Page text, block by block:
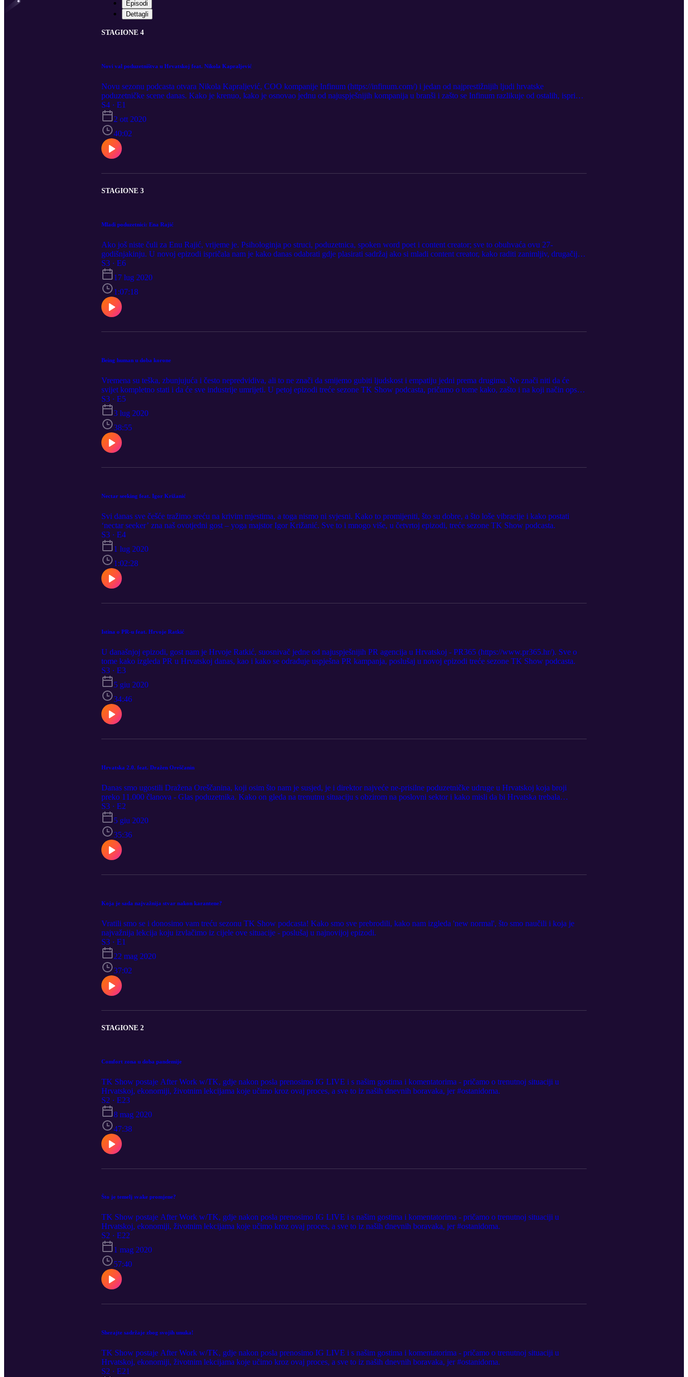
Episodi
Dettagli
STAGIONE 4
Novi val poduzetništva u Hrvatskoj feat. Nikola Kapraljević
Novu sezonu podcasta otvara Nikola Kapraljević, COO kompanije Infinum (https://infinum.com/) i jedan od najprestižnijih ljudi hrvatske
poduzetničke scene danas. Kako je krenuo, kako je osnovao jednu od najuspješnijih kompanija u branši i zašto se Infinum razlikuje od ostalih, ispričao
nam je u današnjoj epizodi #TKShow podcasta!
S4 · E1
2 ott 2020
40:02
STAGIONE 3
Mladi poduzetnici: Ena Rajić
Ako još niste čuli za Enu Rajić, vrijeme je. Psihologinja po struci, poduzetnica, spoken word poet i content creator; sve to obuhvaća ovu 27-
godišnjakinju. U novoj epizodi ispričala nam je kako danas odabrati gdje plasirati sadržaj ako si mladi content creator, kako raditi zanimljiv, drugačiji
sadržaj i po kojim pravilima, kako se nositi s hejterima i koje je zlatno pravilo stvaranja. Poslušajte.
S3 · E6
17 lug 2020
1:07:18
Being human u doba korone
Vremena su teška, zbunjujuća i često nepredvidiva, ali to ne znači da smijemo gubiti ljudskost i empatiju jedni prema drugima. Ne znači niti da će
svijet kompletno stati i da će sve industrije umrijeti. U petoj epizodi treće sezone TK Show podcasta, pričamo o tome kako, zašto i na koji način opstati
u ovo neobično vrijeme, ali najbitnije - kako ostati čovjek.
S3 · E5
3 lug 2020
38:55
Nectar seeking feat. Igor Križanić
Svi danas sve češće tražimo sreću na krivim mjestima, a toga nismo ni svjesni. Kako to promijeniti, što su dobre, a što loše vibracije i kako postati
‘nectar seeker’ zna naš ovotjedni gost – yoga majstor Igor Križanić. Sve to i mnogo više, u četvrtoj epizodi, treće sezone TK Show podcasta.
S3 · E4
1 lug 2020
1:02:28
Istina o PR-u feat. Hrvoje Ratkić
U današnjoj epizodi, gost nam je Hrvoje Ratkić, suosnivač jedne od najuspješnijih PR agencija u Hrvatskoj - PR365 (https://www.pr365.hr/). Sve o
tome kako izgleda PR u Hrvatskoj danas, kao i kako se odrađuje uspješna PR kampanja, poslušaj u novoj epizodi treće sezone TK Show podcasta.
S3 · E3
5 giu 2020
34:46
Hrvatska 2.0. feat. Dražen Oreščanin
Danas smo ugostili Dražena Oreščanina, koji osim što nam je susjed, je i direktor najveće ne-prisilne poduzetničke udruge u Hrvatskoj koja broji
preko 11.000 članova - Glas poduzetnika. Kako on gleda na trenutnu situaciju s obzirom na poslovni sektor i kako misli da bi Hrvatska trebala
izgledati, poslušaj u drugoj epizodi treće sezone TK Show podcasta.
S3 · E2
5 giu 2020
35:36
Koja je sada najvažnija stvar nakon karantene?
Vratili smo se i donosimo vam treću sezonu TK Show podcasta! Kako smo sve prebrodili, kako nam izgleda 'new normal', što smo naučili i koja je
najvažnija lekcija koju izvlačimo iz cijele ove situacije - poslušaj u najnovijoj epizodi.
S3 · E1
22 mag 2020
37:02
STAGIONE 2
Comfort zona u doba pandemije
TK Show postaje After Work w/TK, gdje nakon posla prenosimo IG LIVE i s našim gostima i komentatorima - pričamo o trenutnoj situaciji u
Hrvatskoj, ekonomiji, životnim lekcijama koje učimo kroz ovaj proces, a sve to iz naših dnevnih boravaka, jer #ostanidoma.
S2 · E23
8 mag 2020
47:38
Što je temelj svake promjene?
TK Show postaje After Work w/TK, gdje nakon posla prenosimo IG LIVE i s našim gostima i komentatorima - pričamo o trenutnoj situaciji u
Hrvatskoj, ekonomiji, životnim lekcijama koje učimo kroz ovaj proces, a sve to iz naših dnevnih boravaka, jer #ostanidoma.
S2 · E22
1 mag 2020
57:40
Sherajte sadržaje zbog svojih unuka!
TK Show postaje After Work w/TK, gdje nakon posla prenosimo IG LIVE i s našim gostima i komentatorima - pričamo o trenutnoj situaciji u
Hrvatskoj, ekonomiji, životnim lekcijama koje učimo kroz ovaj proces, a sve to iz naših dnevnih boravaka, jer #ostanidoma.
S2 · E21